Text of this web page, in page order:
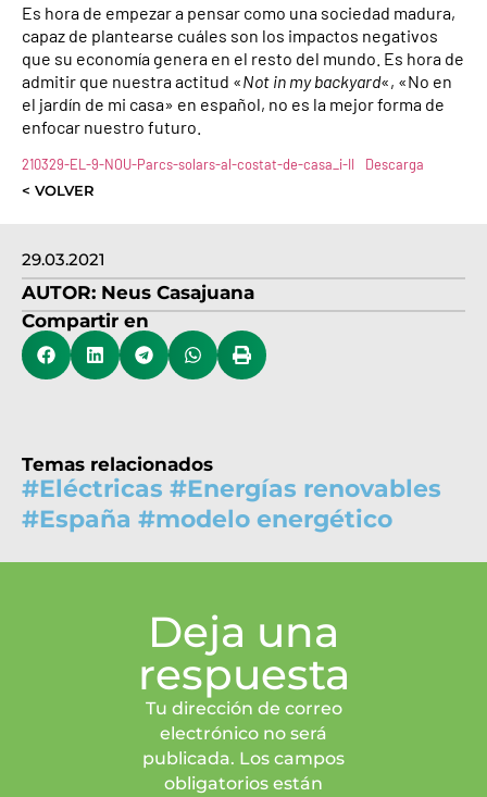
29.03.2021
AUTOR: Neus Casajuana
Compartir en
Temas relacionados
#Eléctricas #Energías renovables
#España #modelo energético
Es hora de empezar a pensar como una sociedad madura,
capaz de plantearse cuáles son los impactos negativos
que su economía genera en el resto del mundo. Es hora de
admitir que nuestra actitud «Not in my backyard«, «No en
el jardín de mi casa» en español, no es la mejor forma de
enfocar nuestro futuro.
210329-EL-9-NOU-Parcs-solars-al-costat-de-casa_i-II
Descarga
< VOLVER
Deja una
respuesta
Tu dirección de correo
electrónico no será
publicada. Los campos
obligatorios están